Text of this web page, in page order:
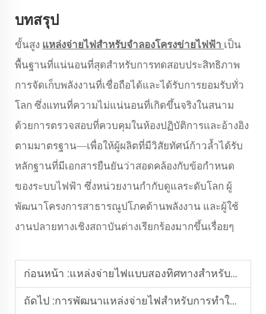
บทสรุป
ขั้นสูง แหล่งจ่ายไฟสำหรับจำลองโครงข่ายไฟฟ้า เป็น
พื้นฐานที่แน่นอนที่สุดสำหรับการทดสอบประสิทธิภาพ
การจัดเก็บพลังงานที่เชื่อถือได้และได้รับการยอมรับทั่ว
โลก ซึ่งแทนที่ความไม่แน่นอนที่เกิดขึ้นจริงในสนาม
ด้วยการตรวจสอบที่ควบคุมในห้องปฏิบัติการและอ้างอิง
ตามมาตรฐาน—เพื่อให้ผู้ผลิตที่มีวิสัยทัศน์ก้าวล้ำได้รับ
หลักฐานที่มีเอกสารยืนยันว่าสอดคล้องกับข้อกำหนด
ของระบบไฟฟ้า ซึ่งหน่วยงานกำกับดูแลระดับโลก ผู้
พัฒนาโครงการสาธารณูปโภคด้านพลังงาน และผู้ใช้
งานปลายทางเชิงสถาบันต่างเรียกร้องมากขึ้นเรื่อยๆ
ก่อนหน้า :แหล่งจ่ายไฟแบบสองทิศทางสำหรับการทดสอบไมโครกริด
ถัดไป :การพัฒนาแหล่งจ่ายไฟสำหรับการทำให้ระบบสายส่งสะอาด: แนวโน้มในยุคพลังงานใหม่